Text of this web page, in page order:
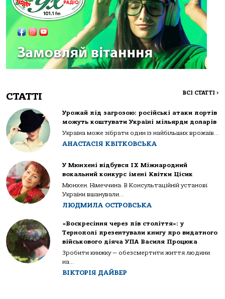
СТАТТІ ВСІ СТАТТІ >
Урожай під загрозою: російські атаки портів
можуть коштувати Україні мільярди доларів
Україна може зібрати один із найбільших врожаїв...
АНАСТАСІЯ КВІТКОВСЬКА
У Мюнхені відбувся IX Міжнародний
вокальний конкурс імені Квітки Цісик
Мюнхен. Німеччина. В Консультаційній установі
України вшанували...
ЛЮДМИЛА ОСТРОВСЬКА
«Воскресіння через пів століття»: у
Тернополі презентували книгу про видатного
військового діяча УПА Василя Процюка
Зробити книжку — обезсмертити життя людини
на...
ВІКТОРІЯ ДАЙВЕР